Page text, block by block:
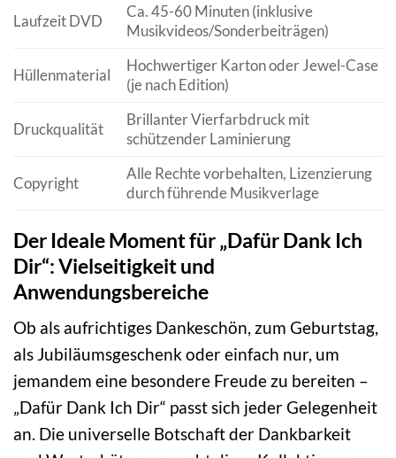
Laufzeit DVD
Ca. 45-60 Minuten (inklusive
Musikvideos/Sonderbeiträgen)
Hüllenmaterial
Hochwertiger Karton oder Jewel-Case
(je nach Edition)
Druckqualität
Brillanter Vierfarbdruck mit
schützender Laminierung
Copyright
Alle Rechte vorbehalten, Lizenzierung
durch führende Musikverlage
Der Ideale Moment für „Dafür Dank Ich
Dir“: Vielseitigkeit und
Anwendungsbereiche
Ob als aufrichtiges Dankeschön, zum Geburtstag,
als Jubiläumsgeschenk oder einfach nur, um
jemandem eine besondere Freude zu bereiten –
„Dafür Dank Ich Dir“ passt sich jeder Gelegenheit
an. Die universelle Botschaft der Dankbarkeit